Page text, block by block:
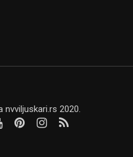
nvviljuskari.rs 2020.